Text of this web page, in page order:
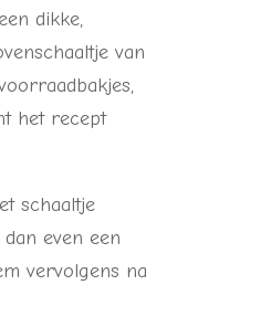
dikke,
van
het recept
schaaltje
even een
vervolgens na